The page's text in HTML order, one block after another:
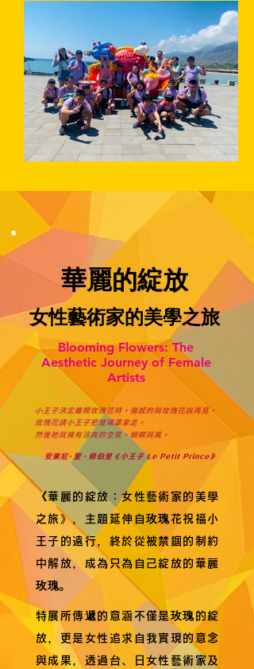
華麗的綻放
女性藝術家的美學之旅
Blooming Flowers: The
Aesthetic Journey of Female
Artists
《華麗的綻放：女性藝術家的美學
之旅》，主題延伸自玫瑰花祝福小
王子的遠行，終於從被禁錮的制約
中解放，成為只為自己綻放的華麗
玫瑰。
特展所傳遞的意涵不僅是玫瑰的綻
放，更是女性追求自我實現的意念
與成果，透過台、日女性藝術家及